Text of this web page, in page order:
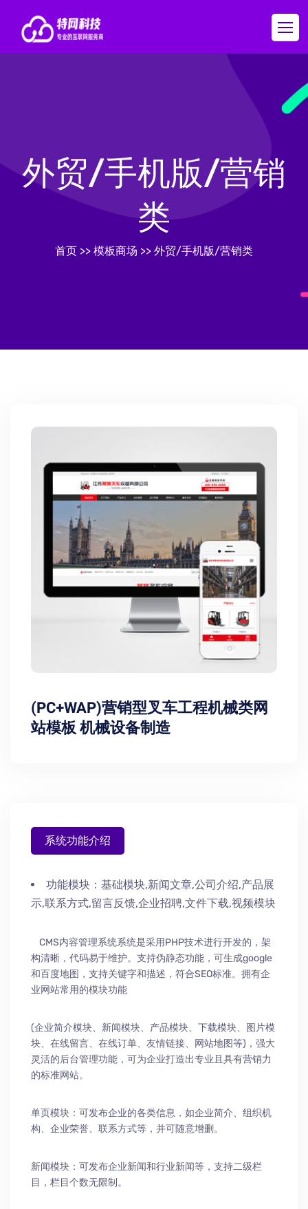
外贸/手机版/营销
类
首页 >> 模板商场 >> 外贸/手机版/营销类
(PC+WAP)营销型叉车工程机械类网
站模板 机械设备制造
系统功能介绍
功能模块： 基础模块,新闻文章,公司介绍,产品展
示,联系方式,留言反馈,企业招聘,文件下载,视频模块
CMS内容管理系统系统是采用PHP技术进行开发的，架
构清晰，代码易于维护。支持伪静态功能，可生成google
和百度地图，支持关键字和描述，符合SEO标准。拥有企
业网站常用的模块功能
(企业简介模块、新闻模块、产品模块、下载模块、图片模
块、在线留言、在线订单、友情链接、网站地图等)，强大
灵活的后台管理功能，可为企业打造出专业且具有营销力
的标准网站。
单页模块：可发布企业的各类信息，如企业简介、组织机
构、企业荣誉、联系方式等，并可随意增删。
新闻模块：可发布企业新闻和行业新闻等，支持二级栏
目，栏目个数无限制。